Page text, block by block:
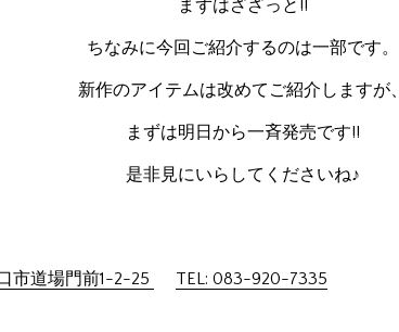
まずはざざっと!!
ちなみに今回ご紹介するのは一部です。
新作のアイテムは改めてご紹介しますが、
まずは明日から一斉発売です!!
是非見にいらしてくださいね♪
市道場門前1-2-25 TEL: 083-920-7335